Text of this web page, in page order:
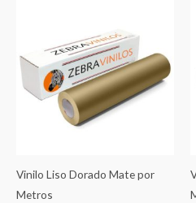
Vinilo Liso Dorado Mate por
Metros
de
desde
€7.00